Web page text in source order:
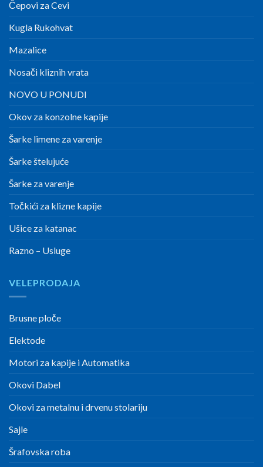
Čepovi za Cevi
Kugla Rukohvat
Mazalice
Nosači kliznih vrata
NOVO U PONUDI
Okov za konzolne kapije
Šarke limene za varenje
Šarke štelujuće
Šarke za varenje
Točkići za klizne kapije
Ušice za katanac
Razno – Usluge
VELEPRODAJA
Brusne ploče
Elektode
Motori za kapije i Automatika
Okovi Dabel
Okovi za metalnu i drvenu stolariju
Sajle
Šrafovska roba